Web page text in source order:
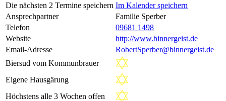
Die nächsten 2 Termine speichern Im Kalender speichern
Ansprechpartner
Familie Sperber
Telefon
09681 1498
Website
http://www.binnergeist.de
Email-Adresse
RobertSperber@binnergeist.de
Biersud vom Kommunbrauer
Eigene Hausgärung
Höchstens alle 3 Wochen offen